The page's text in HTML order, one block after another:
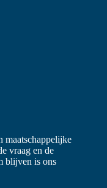
maatschappelijke
vraag en de
blijven is ons